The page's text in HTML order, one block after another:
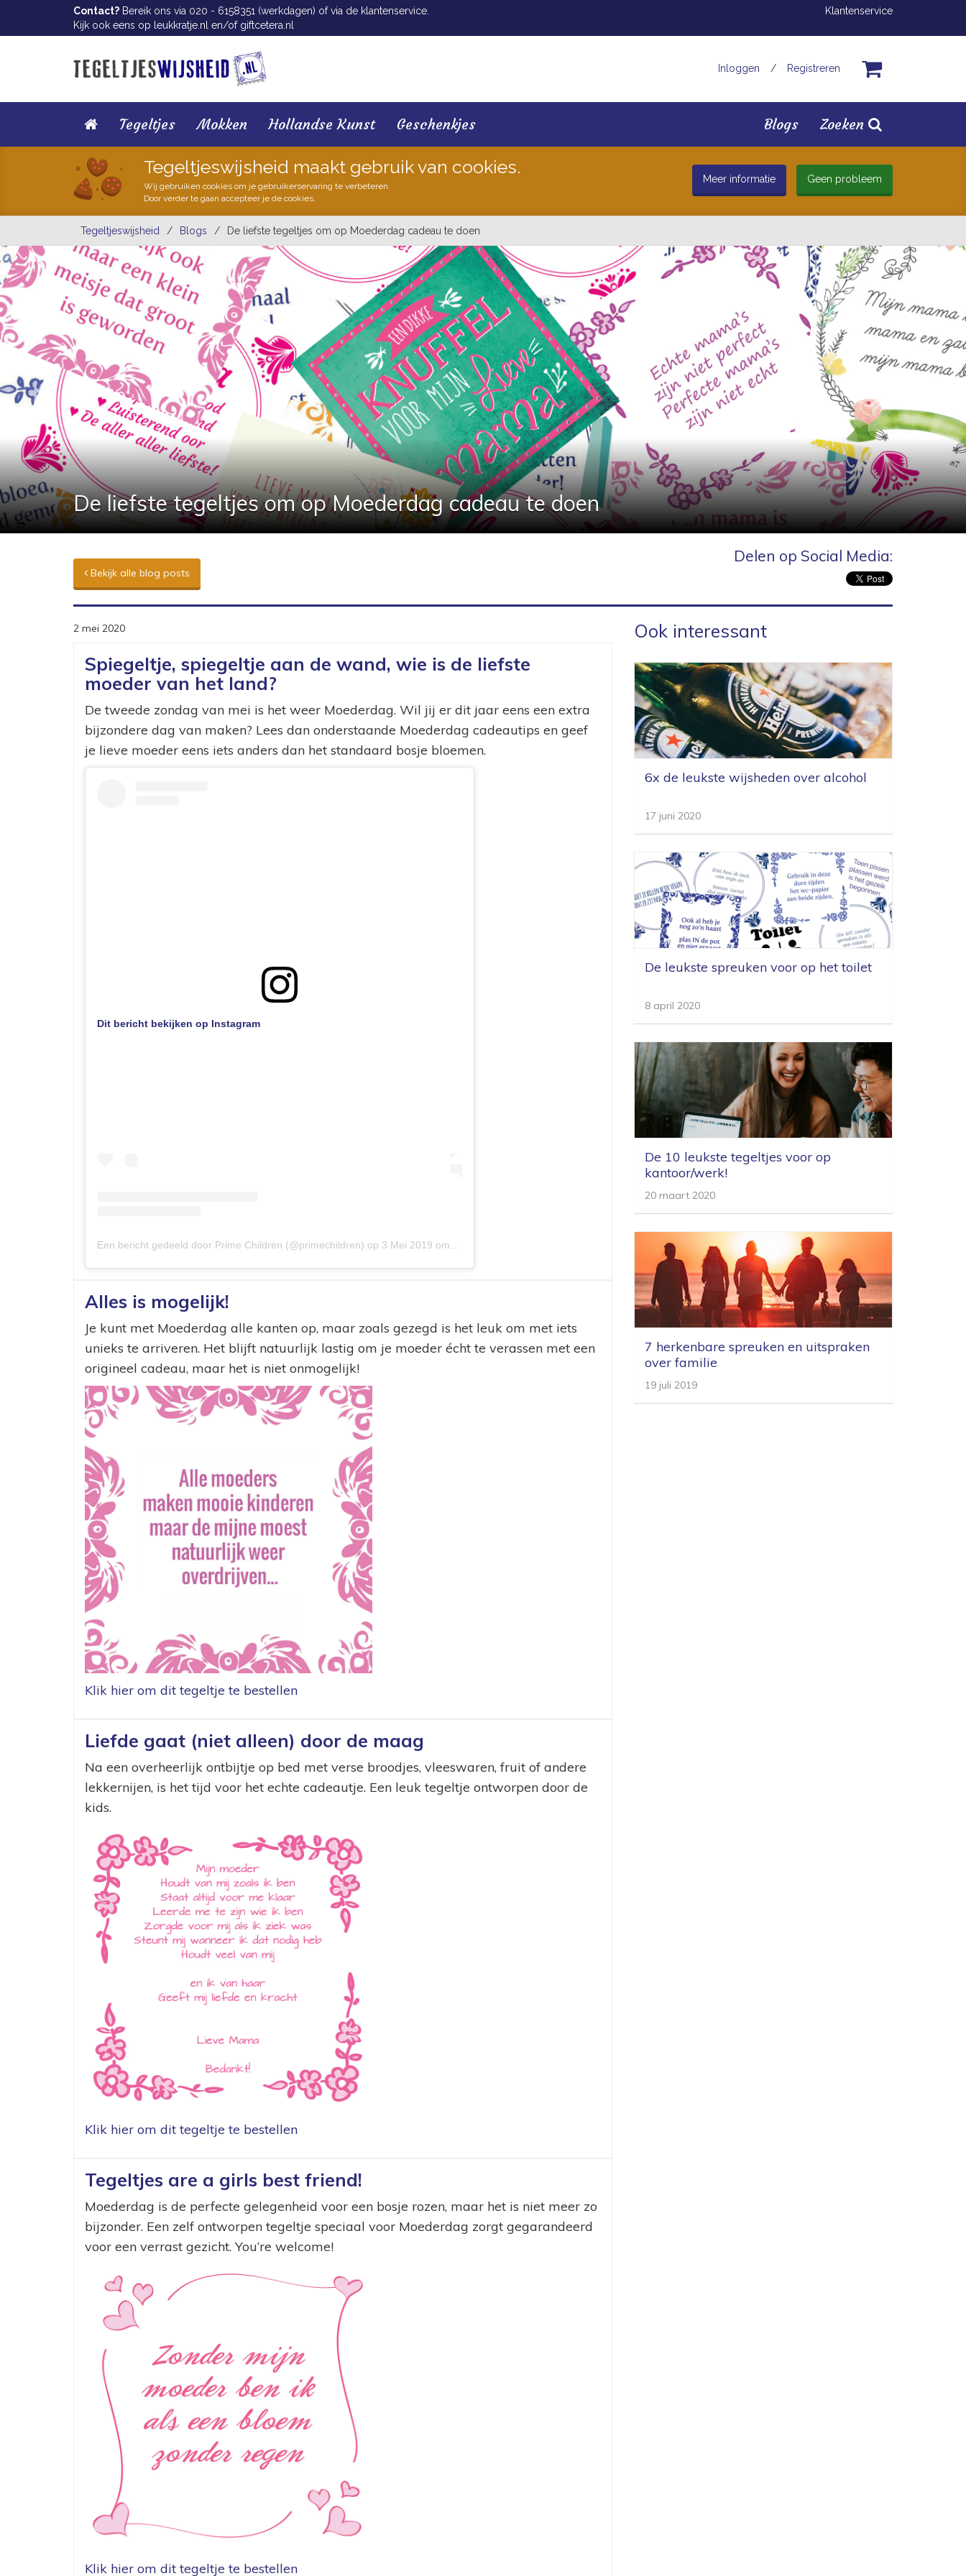
Contact? Bereik ons via 020 - 6158351 (werkdagen) of via de klantenservice.
Kijk ook eens op leukkratje.nl en/of giftcetera.nl
Klantenservice
Inloggen / Registreren
Tegeltjes Mokken Hollandse Kunst Geschenkjes Zoeken
Blogs
Tegeltjeswijsheid maakt gebruik van cookies.
Wij gebruiken cookies om je gebruikerservaring te verbeteren.
Door verder te gaan accepteer je de cookies.
Meer informatie Geen probleem
Tegeltjeswijsheid / Blogs / De liefste tegeltjes om op Moederdag cadeau te doen
De liefste tegeltjes om op Moederdag cadeau te doen
Bekijk alle blog posts
Delen op Social Media:
2 mei 2020
Spiegeltje, spiegeltje aan de wand, wie is de liefste
moeder van het land?
De tweede zondag van mei is het weer Moederdag. Wil jij er dit jaar eens een extra
bijzondere dag van maken? Lees dan onderstaande Moederdag cadeautips en geef
je lieve moeder eens iets anders dan het standaard bosje bloemen.
Dit bericht bekijken op Instagram
Een bericht gedeeld door Prime Children (@primechildren) op 3 Mei 2019 om 4:20 (PDT)
Alles is mogelijk!
Je kunt met Moederdag alle kanten op, maar zoals gezegd is het leuk om met iets
unieks te arriveren. Het blijft natuurlijk lastig om je moeder écht te verassen met een
origineel cadeau, maar het is niet onmogelijk!
Klik hier om dit tegeltje te bestellen
Liefde gaat (niet alleen) door de maag
Na een overheerlijk ontbijtje op bed met verse broodjes, vleeswaren, fruit of andere
lekkernijen, is het tijd voor het echte cadeautje. Een leuk tegeltje ontworpen door de
kids.
Klik hier om dit tegeltje te bestellen
Tegeltjes are a girls best friend!
Moederdag is de perfecte gelegenheid voor een bosje rozen, maar het is niet meer zo
bijzonder. Een zelf ontworpen tegeltje speciaal voor Moederdag zorgt gegarandeerd
voor een verrast gezicht. You’re welcome!
Klik hier om dit tegeltje te bestellen
Ook interessant
6x de leukste wijsheden over alcohol
17 juni 2020
De leukste spreuken voor op het toilet
8 april 2020
De 10 leukste tegeltjes voor op
kantoor/werk!
20 maart 2020
7 herkenbare spreuken en uitspraken
over familie
19 juli 2019